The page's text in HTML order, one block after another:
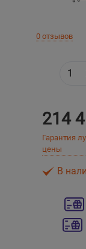
0 отзывов
214
Гарантия
цены
В
Экибастуз
Бишкек